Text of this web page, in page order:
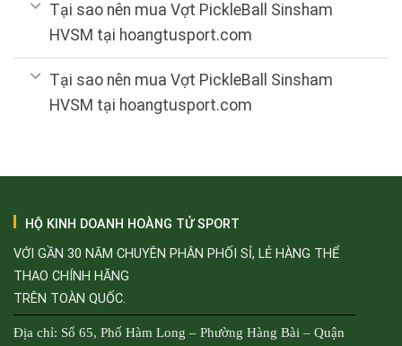
Tại sao nên mua Vợt PickleBall Sinsham
HVSM tại hoangtusport.com
Tại sao nên mua Vợt PickleBall Sinsham
HVSM tại hoangtusport.com
HỘ KINH DOANH HOÀNG TỬ SPORT
VỚI GẦN 30 NĂM CHUYÊN PHÂN PHỐI SỈ, LẺ HÀNG THỂ
THAO CHÍNH HÃNG
TRÊN TOÀN QUỐC.
Địa chỉ: Số 65, Phố Hàm Long – Phường Hàng Bài – Quận